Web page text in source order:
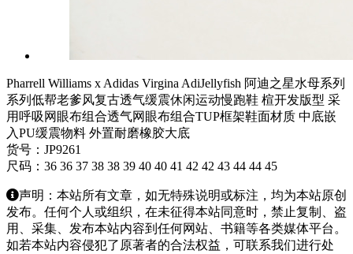
Pharrell Williams x Adidas Virgina AdiJellyfish 阿迪之星水母系列
系列低帮老爹风复古透气缓震休闲运动慢跑鞋 楦开发版型 采
用呼吸网眼布组合透气网眼布组合TUP框架鞋面材质 中底嵌
入PU缓震物料 外置耐磨橡胶大底
货号：JP9261
尺码：36 36 37 38 38 39 40 40 41 42 42 43 44 44 45
声明：本站所有文章，如无特殊说明或标注，均为本站原创
发布。任何个人或组织，在未征得本站同意时，禁止复制、盗
用、采集、发布本站内容到任何网站、书籍等各类媒体平台。
如若本站内容侵犯了原著者的合法权益，可联系我们进行处